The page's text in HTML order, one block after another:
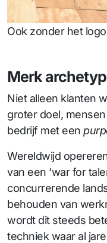
Ook zonder het
Merk
Niet alleen klanten
groter doel,
bedrijf met een
Wereldwijd
van een ‘war for
concurrerende
behouden van
wordt dit steeds
techniek waar al